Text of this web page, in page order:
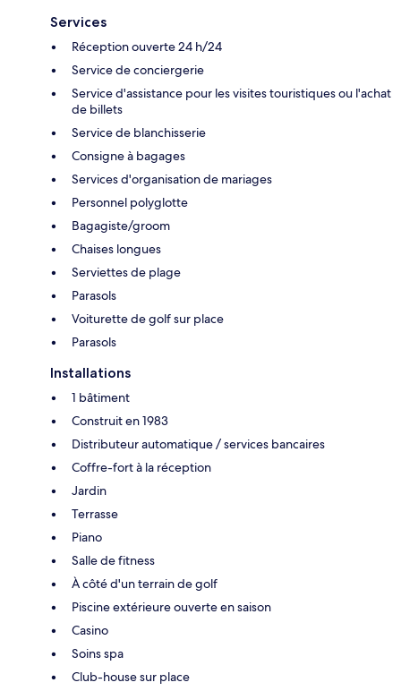
Services
Réception ouverte 24 h/24
Service de conciergerie
Service d'assistance pour les visites touristiques ou l'achat
de billets
Service de blanchisserie
Consigne à bagages
Services d'organisation de mariages
Personnel polyglotte
Bagagiste/groom
Chaises longues
Serviettes de plage
Parasols
Voiturette de golf sur place
Parasols
Installations
1 bâtiment
Construit en 1983
Distributeur automatique / services bancaires
Coffre-fort à la réception
Jardin
Terrasse
Piano
Salle de fitness
À côté d'un terrain de golf
Piscine extérieure ouverte en saison
Casino
Soins spa
Club-house sur place